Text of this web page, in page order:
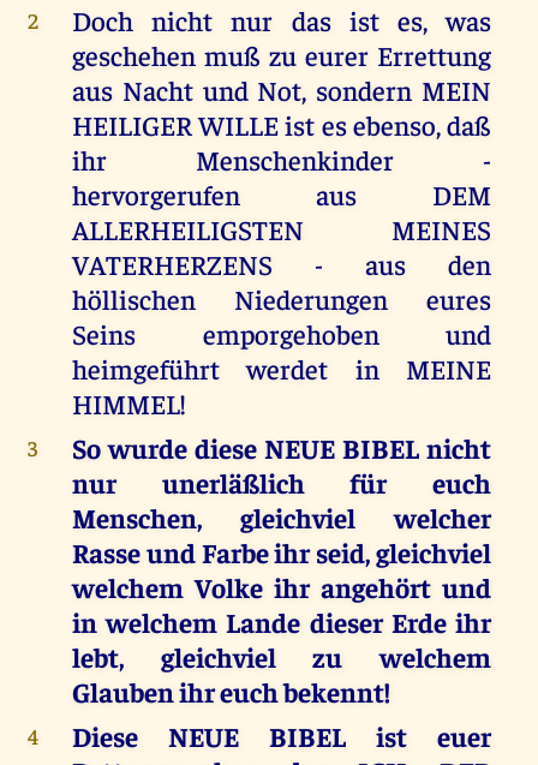
2
Doch nicht nur das ist es, was
geschehen muß zu eurer Errettung
aus Nacht und Not, sondern MEIN
HEILIGER WILLE ist es ebenso, daß
ihr Menschenkinder -
hervorgerufen aus DEM
ALLERHEILIGSTEN MEINES
VATERHERZENS - aus den
höllischen Niederungen eures
Seins emporgehoben und
heimgeführt werdet in MEINE
HIMMEL!
3
So wurde diese NEUE BIBEL nicht
nur unerläßlich für euch
Menschen, gleichviel welcher
Rasse und Farbe ihr seid, gleichviel
welchem Volke ihr angehört und
in welchem Lande dieser Erde ihr
lebt, gleichviel zu welchem
Glauben ihr euch bekennt!
4
Diese NEUE BIBEL ist euer